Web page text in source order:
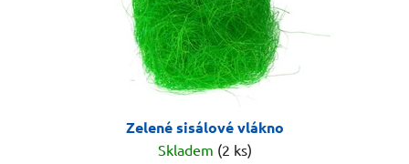
Zelené sisálové vlákno
Skladem (2 ks)